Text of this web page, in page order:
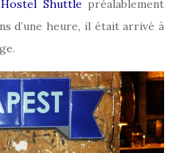
Shuttle préalablement
d’une heure, il était arrivé à